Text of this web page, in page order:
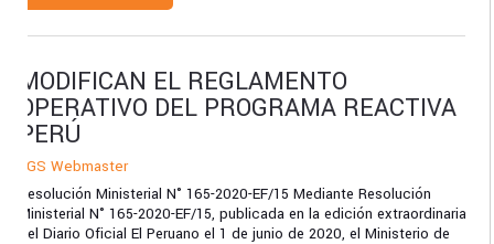
MODIFICAN EL REGLAMENTO
OPERATIVO DEL PROGRAMA REACTIVA
PERÚ
TGS Webmaster
Resolución Ministerial N° 165-2020-EF/15 Mediante Resolución
Ministerial N° 165-2020-EF/15, publicada en la edición extraordinaria
del Diario Oficial El Peruano el 1 de junio de 2020, el Ministerio de